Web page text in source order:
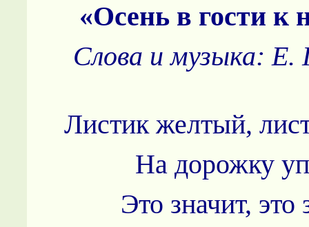
«Осень в гости к
Слова и музыка: Е.
Листик желтый,
На дорожку
Это значит, это